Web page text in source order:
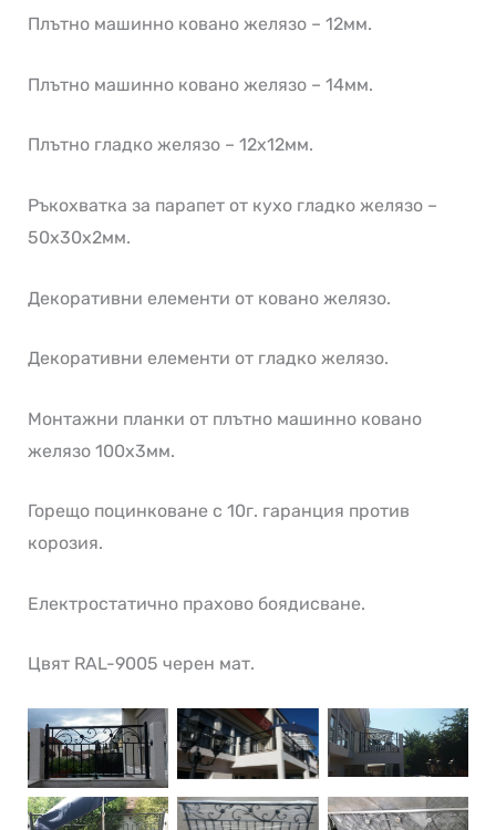
Плътно машинно ковано желязо – 12мм.
Плътно машинно ковано желязо – 14мм.
Плътно гладко желязо – 12х12мм.
Ръкохватка за парапет от кухо гладко желязо –
50х30х2мм.
Декоративни елементи от ковано желязо.
Декоративни елементи от гладко желязо.
Монтажни планки от плътно машинно ковано
желязо 100х3мм.
Горещо поцинковане с 10г. гаранция против
корозия.
Електростатично прахово боядисване.
Цвят RAL-9005 черен мат.